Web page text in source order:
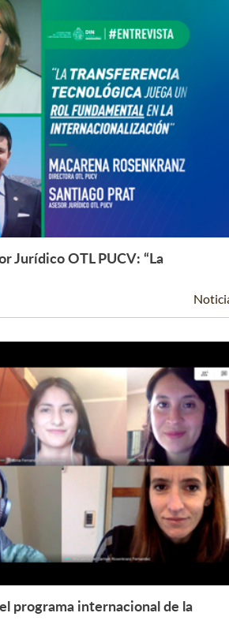
Leer Más +
Jurídico OTL PUCV: “La
Leer Más +
programa internacional de la